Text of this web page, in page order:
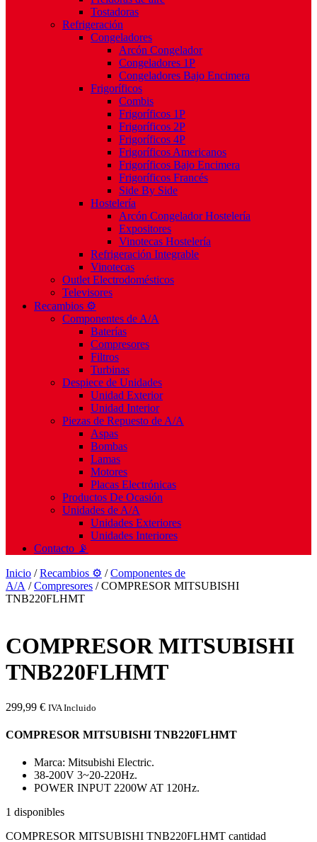
Tostadoras
Refrigeración
Congeladores
Arcón Congelador
Congeladores 1P
Congeladores Bajo Encimera
Frigoríficos
Combis
Frigoríficos 1P
Frigoríficos 2P
Frigoríficos 4P
Frigoríficos Americanos
Frigoríficos Bajo Encimera
Frigoríficos Francés
Side By Side
Hostelería
Arcón Congelador Hostelería
Expositores
Vinotecas Hostelería
Refrigeración Integrable
Vinotecas
Outlet Electrodomésticos
Televisores
Recambios ⚙️
Componentes de A/A
Baterías
Compresores
Filtros
Turbinas
Despiece de Unidades
Unidad Exterior
Unidad Interior
Piezas de Repuesto de A/A
Aspas
Bombas
Lamas
Motores
Placas Electrónicas
Productos De Ocasión
Unidades de A/A
Unidades Exteriores
Unidades Interiores
Contacto 📡
Inicio /Recambios ⚙️ /Componentes de
A/A /Compresores / COMPRESOR MITSUBISHI
TNB220FLHMT
COMPRESOR MITSUBISHI
TNB220FLHMT
299,99 € IVA Incluido
COMPRESOR MITSUBISHI TNB220FLHMT
Marca: Mitsubishi Electric.
38-200V 3~20-220Hz.
POWER INPUT 2200W AT 120Hz.
1 disponibles
COMPRESOR MITSUBISHI TNB220FLHMT cantidad